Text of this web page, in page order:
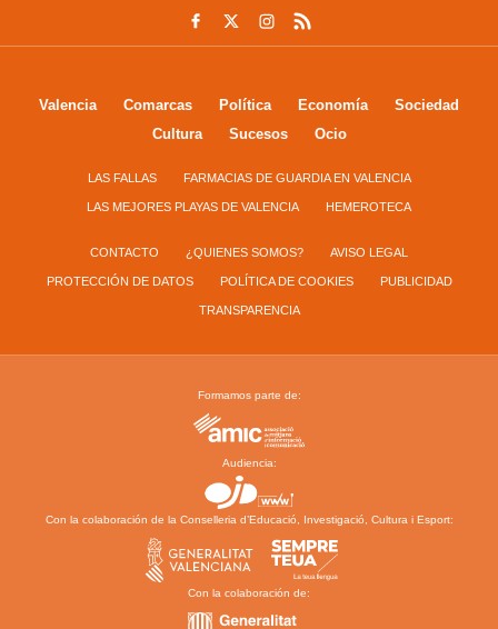
Valencia Comarcas Política Economía
Sociedad
Cultura
Sucesos Ocio
LAS FALLAS FARMACIAS DE GUARDIA EN VALENCIA
LAS MEJORES PLAYAS DE VALENCIA HEMEROTECA
CONTACTO ¿QUIENES SOMOS? AVISO LEGAL
PROTECCIÓN DE DATOS POLÍTICA DE COOKIES PUBLICIDAD
TRANSPARENCIA
Formamos parte de:
Audiencia:
Con la colaboración de la Conselleria d’Educació, Investigació, Cultura i Esport:
Con la colaboración de: